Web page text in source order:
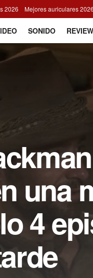
2026 Mejores auriculares 2026
SONIDO
una
4